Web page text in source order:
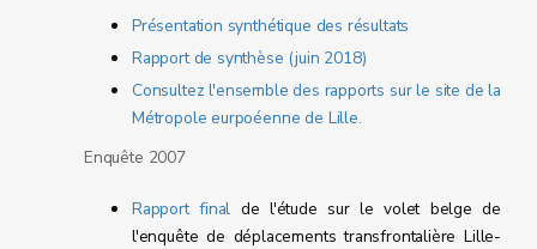
Présentation synthétique des résultats
Rapport de synthèse (juin 2018)
Consultez l'ensemble des rapports sur le site de la
Métropole eurpoéenne de Lille.
Enquête 2007
Rapport final de l'étude sur le volet belge de
l'enquête de déplacements transfrontalière Lille-